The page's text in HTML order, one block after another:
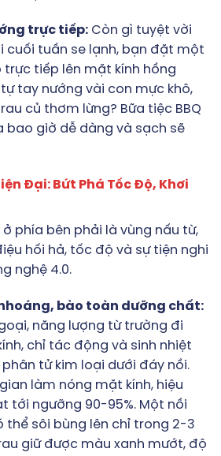
trực tiếp:Còn gì tuyệt vời
cuối tuần se lạnh, bạn đặt một
trực tiếp lên mặt kính hồng
tay nướng vài con mực khô,
củ thơm lừng? Bữa tiệc BBQ
bao giờ dễ dàng và sạch sẽ
Đại: Bứt Phá Tốc Độ, Khơi
phía bên phải là vùng nấu từ,
hối hả, tốc độ và sự tiện nghi
nghệ 4.0.
bảo toàn dưỡng chất:
năng lượng từ trường đi
chỉ tác động và sinh nhiệt
tử kim loại dưới đáy nồi.
làm nóng mặt kính, hiệu
tới ngưỡng 90-95%. Một nồi
thể sôi bùng lên chỉ trong 2-3
giữ được màu xanh mướt, độ